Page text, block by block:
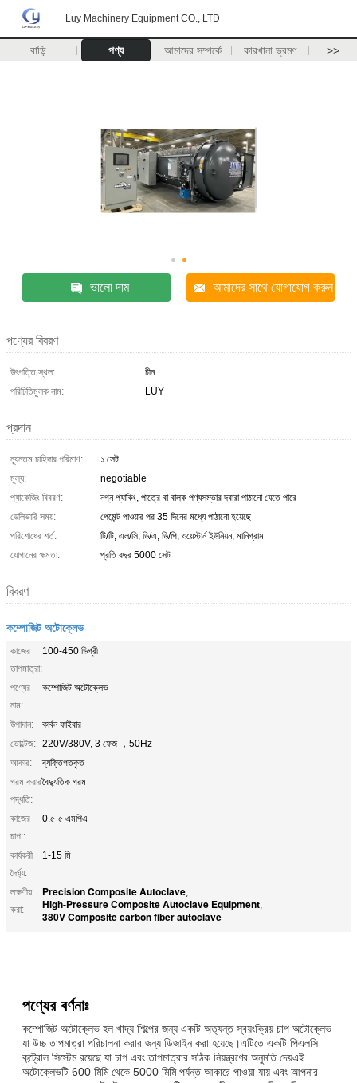
Luy Machinery Equipment CO., LTD
বাড়ি পণ্য আমাদের সম্পর্কে কারখানা ভ্রমণ >>
ভালো দাম আমাদের সাথে যোগাযোগ করুন
পণ্যের বিবরণ
উৎপত্তি স্থল:
চীন
পরিচিতিমুলক নাম:
LUY
প্রদান
ন্যূনতম চাহিদার পরিমাণ:
১ সেট
মূল্য:
negotiable
প্যাকেজিং বিবরণ:
নগ্ন প্যাকিং, পাত্রে বা বাল্ক পণ্যসম্ভার দ্বারা পাঠানো যেতে পারে
ডেলিভারি সময়:
পেমেন্ট পাওয়ার পর 35 দিনের মধ্যে পাঠানো হয়েছে
পরিশোধের শর্ত:
টি/টি, এল/সি, ডি/এ, ডি/পি, ওয়েস্টার্ন ইউনিয়ন, মানিগ্রাম
যোগানের ক্ষমতা:
প্রতি বছর 5000 সেট
বিবরণ
কম্পোজিট অটোক্লেভ
কাজের
তাপমাত্রা:
100-450 ডিগ্রী
পণ্যের
নাম:
কম্পোজিট অটোক্লেভ
উপাদান:
কার্বন ফাইবার
ভোল্টেজ: 220V/380V, 3 ফেজ ，50Hz
আকার:
ব্যক্তিগতকৃত
গরম করার
পদ্ধতি:
বৈদ্যুতিক গরম
কাজের
চাপ::
0.৫-৫ এমপিএ
কার্যকরী
দৈর্ঘ্য:
1-15 মি
লক্ষণীয়
করা:
Precision Composite Autoclave,
High-Pressure Composite Autoclave Equipment,
380V Composite carbon fiber autoclave
পণ্যের বর্ণনাঃ
কম্পোজিট অটোক্লেভ হল খাদ্য শিল্পের জন্য একটি অত্যন্ত স্বয়ংক্রিয় চাপ অটোক্লেভ
যা উচ্চ তাপমাত্রা পরিচালনা করার জন্য ডিজাইন করা হয়েছে।এটিতে একটি পিএলসি
কন্ট্রোল সিস্টেম রয়েছে যা চাপ এবং তাপমাত্রার সঠিক নিয়ন্ত্রণের অনুমতি দেয়এই
অটোক্লেভটি 600 মিমি থেকে 5000 মিমি পর্যন্ত আকারে পাওয়া যায় এবং আপনার